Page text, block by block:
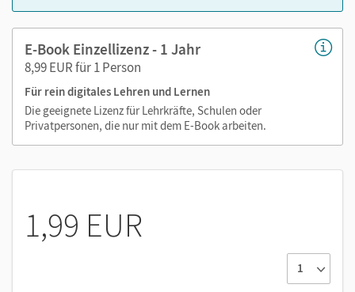
E-Book Einzellizenz - 1 Jahr
8,99 EUR für 1 Person
Für rein digitales Lehren und Lernen
Die geeignete Lizenz für Lehrkräfte, Schulen oder
Privatpersonen, die nur mit dem E-Book arbeiten.
1,99 EUR